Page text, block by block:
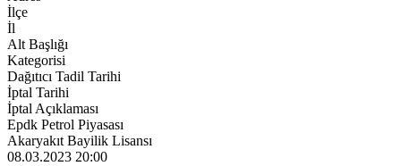
İlçe
İl
Alt Başlığı
Kategorisi
Dağıtıcı Tadil Tarihi
İptal Tarihi
İptal Açıklaması
Epdk Petrol Piyasası
Akaryakıt Bayilik Lisansı
08.03.2023 20:00